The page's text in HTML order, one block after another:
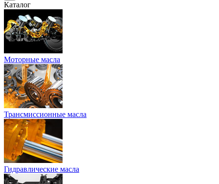
Каталог
Моторные масла
Трансмиссионные масла
Гидравлические масла